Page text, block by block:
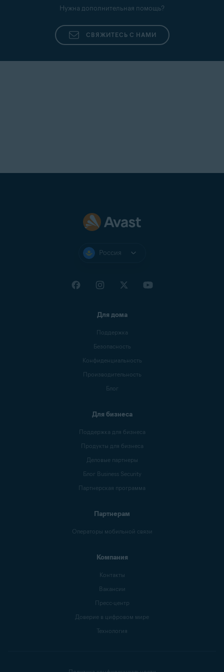
Нужна дополнительная помощь?
СВЯЖИТЕСЬ С НАМИ
Россия
Для дома
Поддержка
Безопасность
Конфиденциальность
Производительность
Блог
Для бизнеса
Поддержка для бизнеса
Продукты для бизнеса
Деловые партнеры
Блог Business Security
Партнерская программа
Партнерам
Операторы мобильной связи
Компания
Контакты
Вакансии
Пресс-центр
Доверие в цифровом мире
Технология